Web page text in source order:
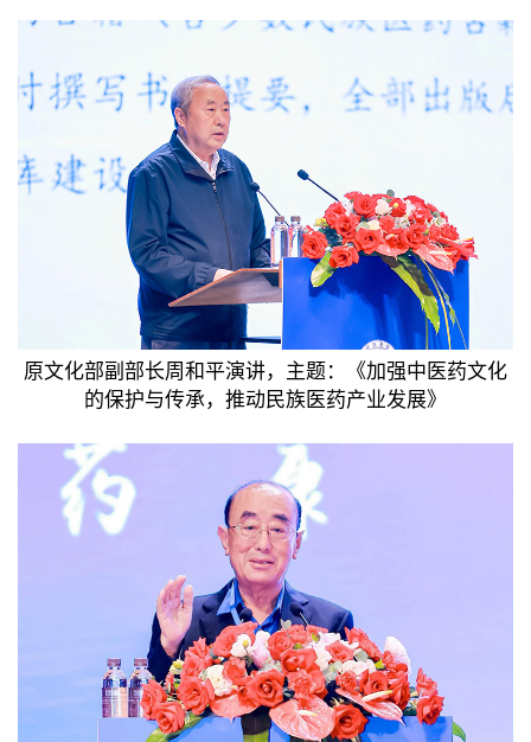
原文化部副部长周和平演讲，主题：《加强中医药文化
的保护与传承，推动民族医药产业发展》